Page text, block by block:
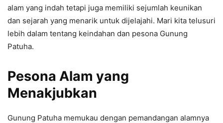
alam yang indah tetapi juga memiliki sejumlah keunikan
dan sejarah yang menarik untuk dijelajahi. Mari kita telusuri
lebih dalam tentang keindahan dan pesona Gunung
Patuha.
Pesona Alam yang
Menakjubkan
Gunung Patuha memukau dengan pemandangan alamnya